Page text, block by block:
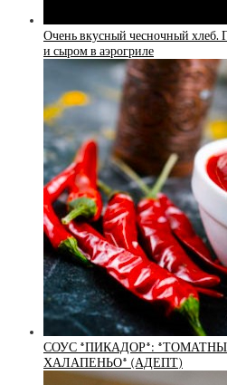
Очень вкусный чесночный хлеб.
и сыром в аэрогриле
СОУС *ПИКАДОР*:
ХАЛАПЕНЬО* (АДЕПТ)